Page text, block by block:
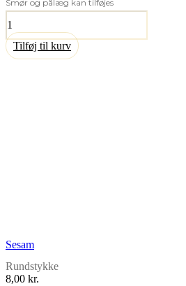
Smør og pålæg kan tilføjes
Musli
boller
antal
Tilføj til kurv
Sesam
Rundstykke
8,00 kr.